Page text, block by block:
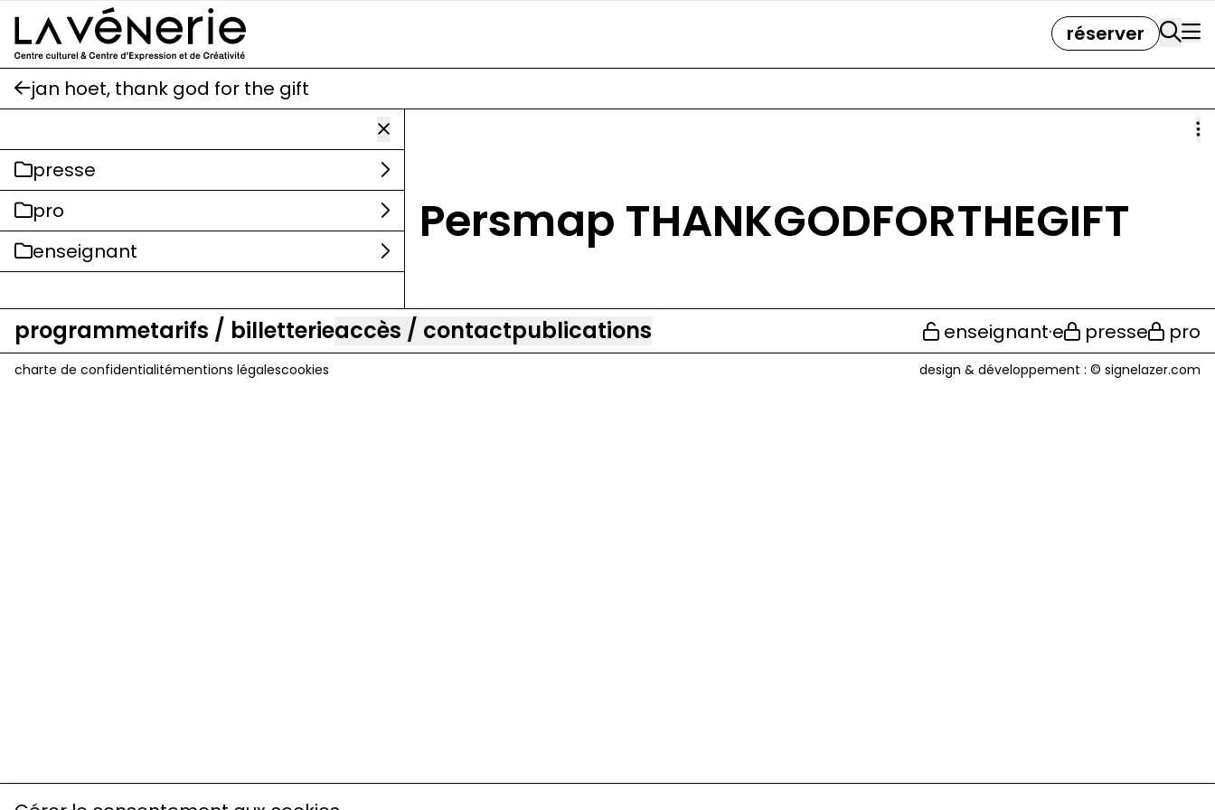
Aller au contenu principal
réserver
jan hoet, thank god for the gift
presse
pro
enseignant
Persmap THANKGODFORTHEGIFT
programmetarifs / billetterieaccès / contactpublications enseignant·e presse pro
charte de confidentialitémentions légalescookies design & développement : © signelazer.com